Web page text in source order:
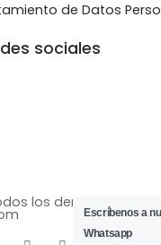
de Datos
sociales
los derechos
Escríbenos a
Whatsapp